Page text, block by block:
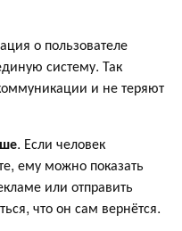
о пользователе
систему. Так
и не теряют
. Если человек
ему можно показать
или отправить
что он сам вернётся.